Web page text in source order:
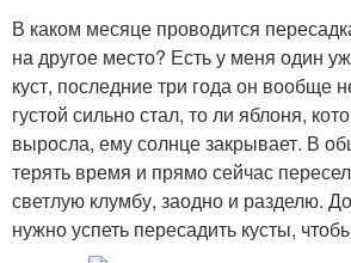
В каком месяце проводится
на другое место? Есть у меня один
куст, последние три года он вообще
густой сильно стал, то ли яблоня,
выросла, ему солнце закрывает. В
терять время и прямо сейчас
светлую клумбу, заодно и разделю.
нужно успеть пересадить кусты,